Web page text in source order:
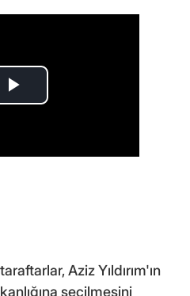
Aziz Yıldırım'ın
seçilmesini